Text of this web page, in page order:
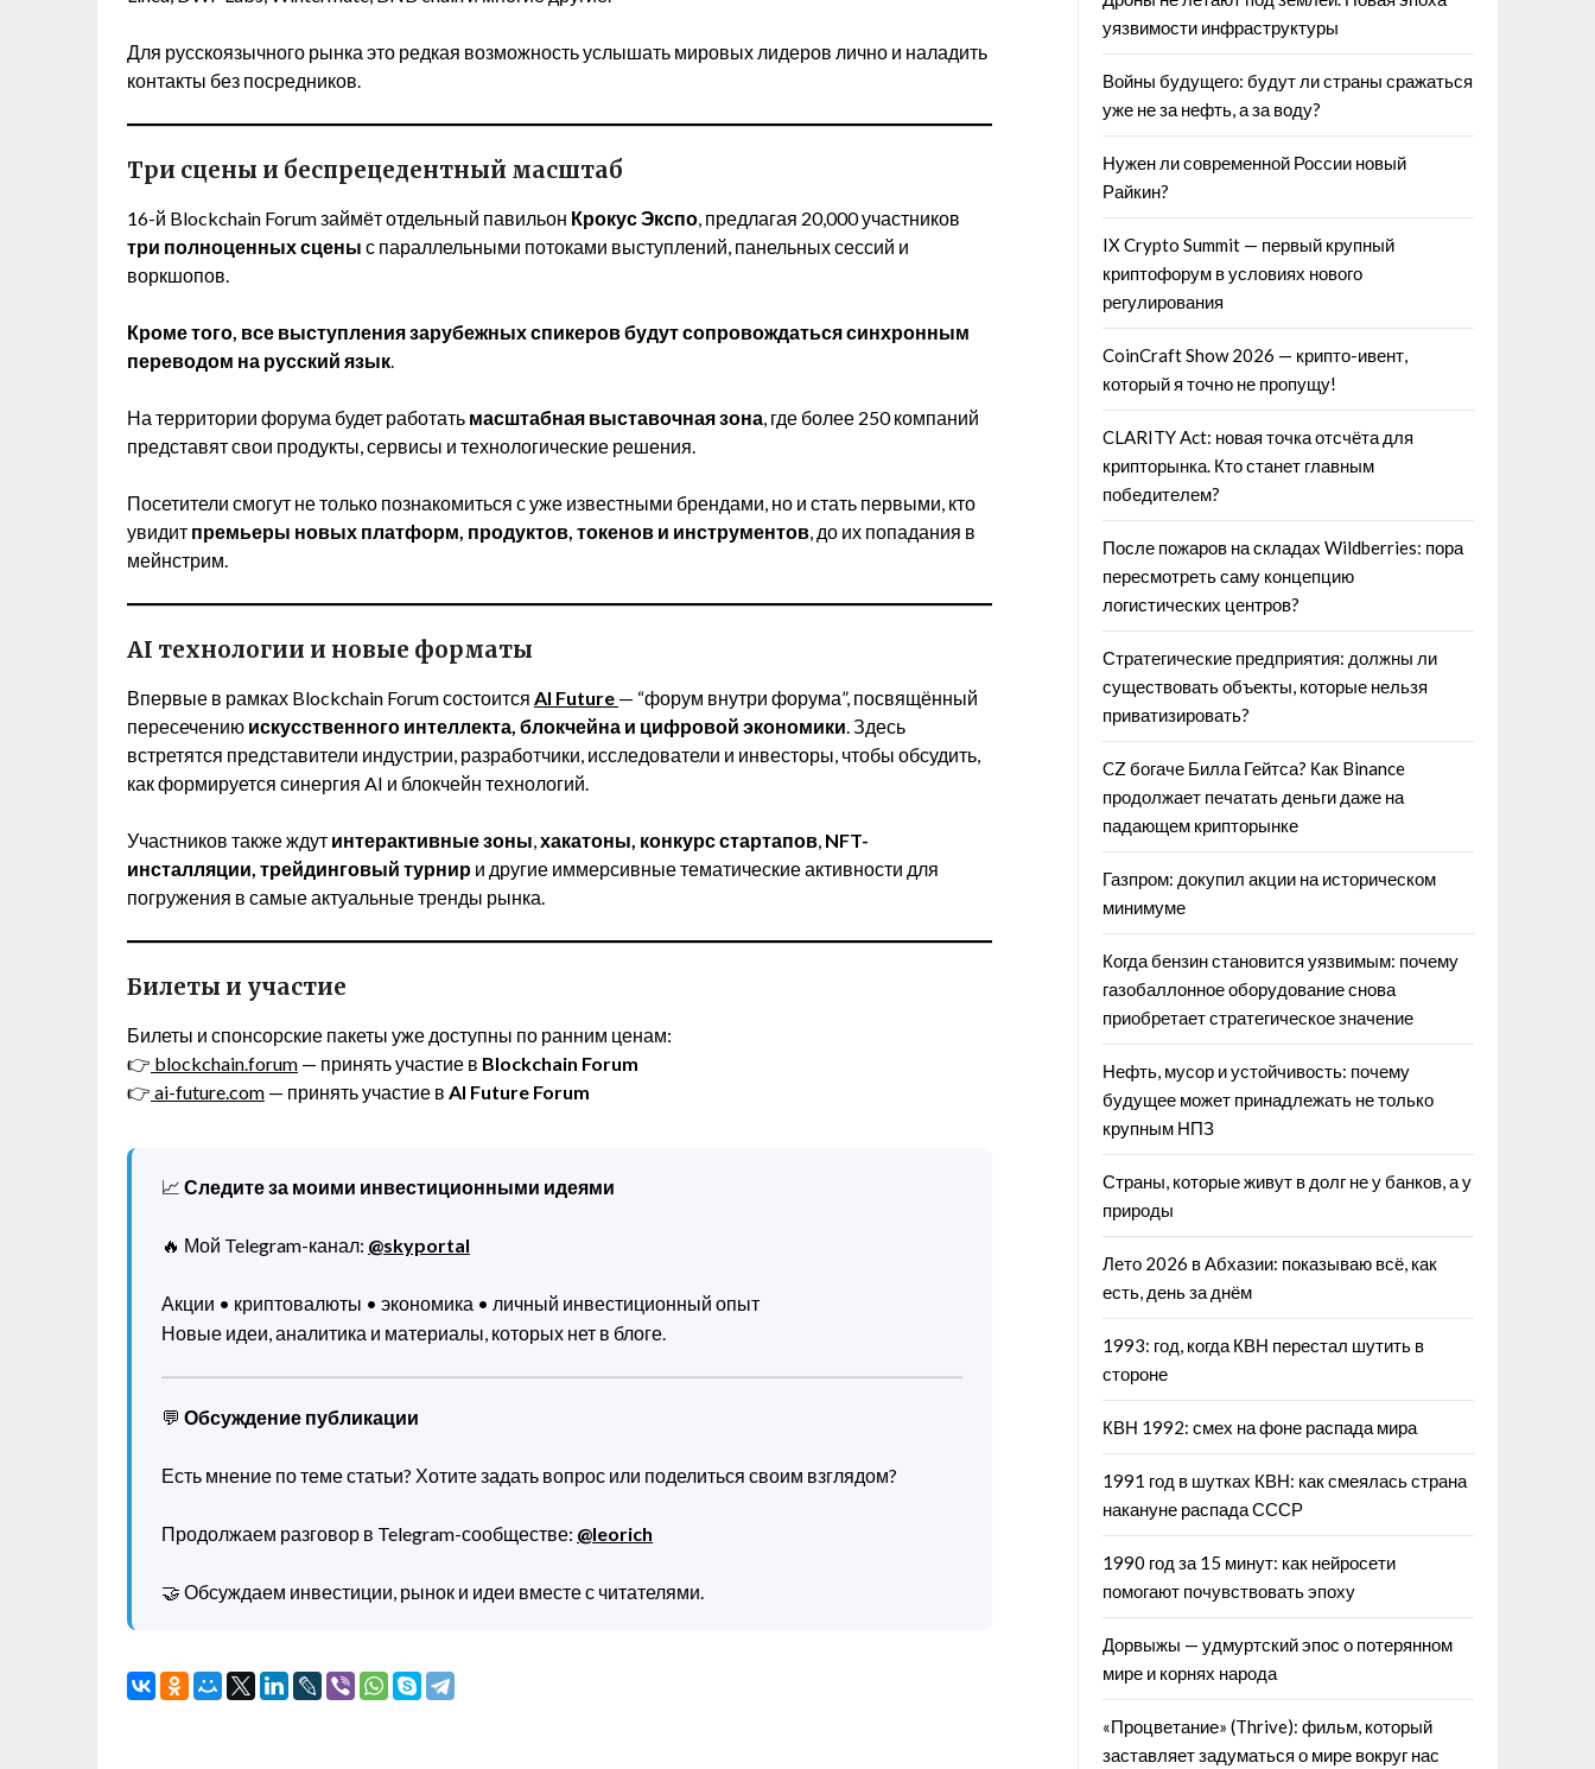
Для русскоязычного рынка это редкая возможность услышать мировых лидеров лично и наладить
контакты без посредников.
Три сцены и беспрецедентный масштаб
16-й Blockchain Forum займёт отдельный павильон Крокус Экспо, предлагая 20,000 участников
три полноценных сцены с параллельными потоками выступлений, панельных сессий и
воркшопов.
Кроме того, все выступления зарубежных спикеров будут сопровождаться синхронным
переводом на русский язык.
На территории форума будет работать масштабная выставочная зона, где более 250 компаний
представят свои продукты, сервисы и технологические решения.
Посетители смогут не только познакомиться с уже известными брендами, но и стать первыми, кто
увидит премьеры новых платформ, продуктов, токенов и инструментов, до их попадания в
мейнстрим.
AI технологии и новые форматы
Впервые в рамках Blockchain Forum состоится AI Future — “форум внутри форума”, посвящённый
пересечению искусственного интеллекта, блокчейна и цифровой экономики. Здесь
встретятся представители индустрии, разработчики, исследователи и инвесторы, чтобы обсудить,
как формируется синергия AI и блокчейн технологий.
Участников также ждут интерактивные зоны,хакатоны, конкурс стартапов, NFT-
инсталляции, трейдинговый турнир и другие иммерсивные тематические активности для
погружения в самые актуальные тренды рынка.
Билеты и участие
Билеты и спонсорские пакеты уже доступны по ранним ценам:
👉 blockchain.forum — принять участие в Blockchain Forum
👉 ai-future.com — принять участие в AI Future Forum
📈 Следите за моими инвестиционными идеями
🔥 Мой Telegram-канал: @skyportal
Акции • криптовалюты • экономика • личный инвестиционный опыт
Новые идеи, аналитика и материалы, которых нет в блоге.
💬 Обсуждение публикации
Есть мнение по теме статьи? Хотите задать вопрос или поделиться своим взглядом?
Продолжаем разговор в Telegram-сообществе: @leorich
🤝 Обсуждаем инвестиции, рынок и идеи вместе с читателями.
уязвимости инфраструктуры
Войны будущего: будут ли страны сражаться
уже не за нефть, а за воду?
Нужен ли современной России новый
Райкин?
IX Crypto Summit — первый крупный
криптофорум в условиях нового
регулирования
CoinCraft Show 2026 — крипто-ивент,
который я точно не пропущу!
CLARITY Act: новая точка отсчёта для
крипторынка. Кто станет главным
победителем?
После пожаров на складах Wildberries: пора
пересмотреть саму концепцию
логистических центров?
Стратегические предприятия: должны ли
существовать объекты, которые нельзя
приватизировать?
CZ богаче Билла Гейтса? Как Binance
продолжает печатать деньги даже на
падающем крипторынке
Газпром: докупил акции на историческом
минимуме
Когда бензин становится уязвимым: почему
газобаллонное оборудование снова
приобретает стратегическое значение
Нефть, мусор и устойчивость: почему
будущее может принадлежать не только
крупным НПЗ
Страны, которые живут в долг не у банков, а у
природы
Лето 2026 в Абхазии: показываю всё, как
есть, день за днём
1993: год, когда КВН перестал шутить в
стороне
КВН 1992: смех на фоне распада мира
1991 год в шутках КВН: как смеялась страна
накануне распада СССР
1990 год за 15 минут: как нейросети
помогают почувствовать эпоху
Дорвыжы — удмуртский эпос о потерянном
мире и корнях народа
«Процветание» (Thrive): фильм, который
заставляет задуматься о мире вокруг нас